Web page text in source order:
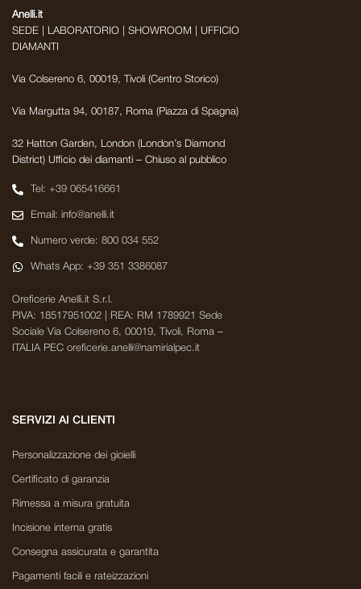
Anelli.it
SEDE | LABORATORIO | SHOWROOM | UFFICIO
DIAMANTI
Via Colsereno 6, 00019, Tivoli (Centro Storico)
Via Margutta 94, 00187, Roma (Piazza di Spagna)
32 Hatton Garden, London (London’s Diamond
District) Ufficio dei diamanti – Chiuso al pubblico
Tel: +39 065416661
Email: info@anelli.it
Numero verde: 800 034 552
Whats App: +39 351 3386087
Oreficerie Anelli.it S.r.l.
PIVA: 18517951002 | REA: RM 1789921 Sede
Sociale Via Colsereno 6, 00019, Tivoli, Roma –
ITALIA PEC oreficerie.anelli@namirialpec.it
SERVIZI AI CLIENTI
Personalizzazione dei gioielli
Certificato di garanzia
Rimessa a misura gratuita
Incisione interna gratis
Consegna assicurata e garantita
Pagamenti facili e rateizzazioni